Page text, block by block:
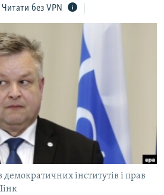
КРИМУ
Читати без VPN
інститутів і прав